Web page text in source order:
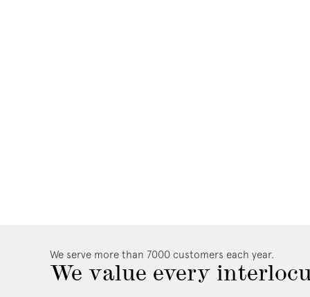
We serve more than 7000 customers each year.
We value every